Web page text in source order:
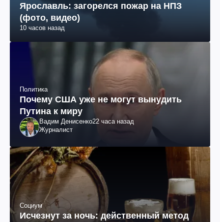
Ярославль: загорелся пожар на НПЗ
(фото, видео)
10 часов назад
Политика
Почему США уже не могут вынудить
Путина к миру
Вадим Денисенко22 часа назад
Журналист
Социум
Исчезнут за ночь: действенный метод